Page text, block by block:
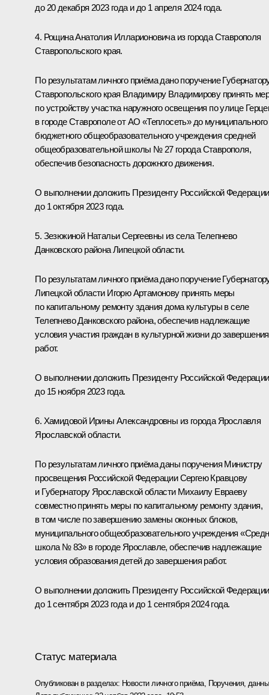
до 20 декабря 2023 года и до 1 апреля 2024 года.
4. Рощина Анатолия Илларионовича из города Ставрополя
Ставропольского края.
По результатам личного приёма дано поручение
Ставропольского края Владимиру Владимирову принять
по устройству участка наружного освещения по улице
в городе Ставрополе от АО «Теплосеть» до муниципального
бюджетного общеобразовательного учреждения средней
общеобразовательной школы № 27 города Ставрополя,
обеспечив безопасность дорожного движения.
О выполнении доложить Президенту Российской Федерации
до 1 октября 2023 года.
5. Зезюкиной Натальи Сергеевны из села Телепнево
Данковского района Липецкой области.
По результатам личного приёма дано поручение
Липецкой области Игорю Артамонову принять меры
по капитальному ремонту здания дома культуры в селе
Телепнево Данковского района, обеспечив надлежащие
условия участия граждан в культурной жизни до завершения
работ.
О выполнении доложить Президенту Российской Федерации
до 15 ноября 2023 года.
6. Хамидовой Ирины Александровны из города Ярославля
Ярославской области.
По результатам личного приёма даны поручения Министру
просвещения Российской Федерации Сергею Кравцову
и Губернатору Ярославской области Михаилу Евраеву
совместно принять меры по капитальному ремонту здания,
в том числе по завершению замены оконных блоков,
муниципального общеобразовательного учреждения
школа № 83» в городе Ярославле, обеспечив надлежащие
условия образования детей до завершения работ.
О выполнении доложить Президенту Российской Федерации
до 1 сентября 2023 года и до 1 сентября 2024 года.
Статус материала
Опубликован в разделах: Новости личного приёма, Поручения,